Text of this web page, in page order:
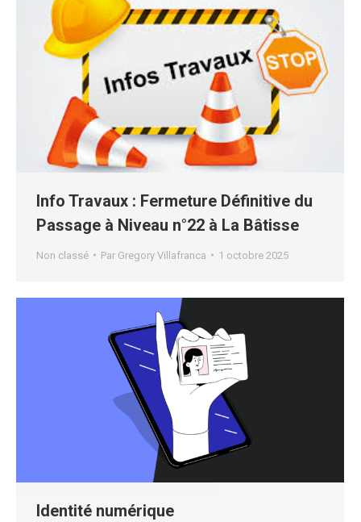
Info Travaux : Fermeture Définitive du
Passage à Niveau n°22 à La Bâtisse
Non classé Par Gregory Villafranca 1 octobre 2025
Identité numérique